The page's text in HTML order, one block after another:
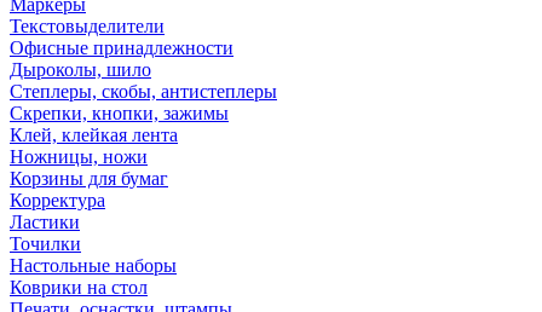
Маркеры
Текстовыделители
Офисные принадлежности
Дыроколы, шило
Степлеры, скобы, антистеплеры
Скрепки, кнопки, зажимы
Клей, клейкая лента
Ножницы, ножи
Корзины для бумаг
Корректура
Ластики
Точилки
Настольные наборы
Коврики на стол